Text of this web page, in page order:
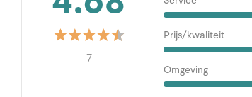
7
Prijs/kwaliteit
Omgeving